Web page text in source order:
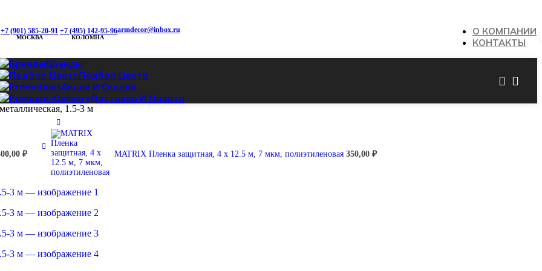
+7 (901) 585-20-91
МОСКВА
+7 (495) 142-95-96
КОЛОМНА
armdecor@inbox.ru
О КОМПАНИИ
КОНТАКТЫ
Бренды
Подбор Цвета
Акции И Скидки
Доставка И Оплата
1.5-3 м
₽ MATRIX Пленка защитная, 4 х 12.5 м, 7 мкм, полиэтиленовая 350,00 ₽